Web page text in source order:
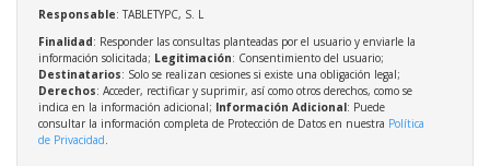
Responsable: TABLETYPC, S. L
Finalidad: Responder las consultas planteadas por el usuario y enviarle la
información solicitada; Legitimación: Consentimiento del usuario;
Destinatarios: Solo se realizan cesiones si existe una obligación legal;
Derechos: Acceder, rectificar y suprimir, así como otros derechos, como se
indica en la información adicional; Información Adicional: Puede
consultar la información completa de Protección de Datos en nuestra Política
de Privacidad